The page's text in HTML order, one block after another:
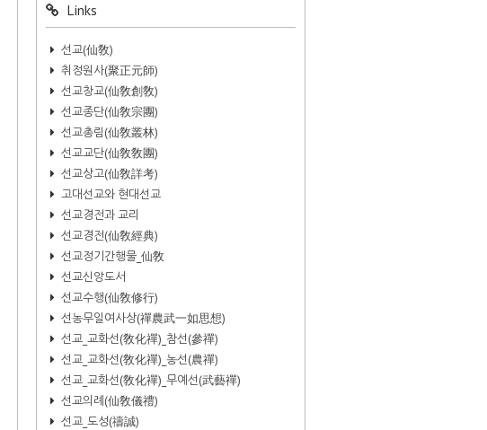
Links
선교(仙敎)
취정원사(聚正元師)
선교창교(仙敎創敎)
선교종단(仙敎宗團)
선교총림(仙敎叢林)
선교교단(仙敎敎團)
선교상고(仙敎詳考)
고대선교와 현대선교
선교경전과 교리
선교경전(仙敎經典)
선교정기간행물_仙敎
선교신앙도서
선교수행(仙敎修行)
선농무일여사상(禪農武一如思想)
선교_교화선(敎化禪)_참선(參禪)
선교_교화선(敎化禪)_농선(農禪)
선교_교화선(敎化禪)_무예선(武藝禪)
선교의례(仙敎儀禮)
선교_도성(禱誠)